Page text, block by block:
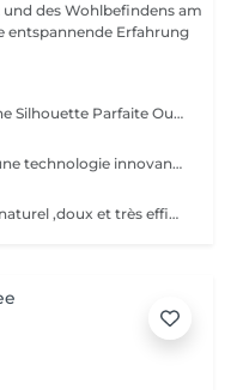
des Wohlbefindens am
entspannende Erfahrung
Wonder Vigor : L'Arme Secrète d'une Silhouette Parfaite Oubliez les méthodes ordinaires. Wonder Vigor est la première et unique technologie au monde à fusionner thermogenèse intelligente et contraction musculaire hélicoïdale pour détruire la graisse et sculpter le corps avec une précision chirurgicale sans bistouri, sans douleur, sans compromis. Propulsé par Thermodexia, un brevet exclusif, ce système agit en profondeur pour des résultats visibles, mesurables, et inégalés. Une expérience ultra-confortable, des effets immédiats et durables parce que votre corps mérite l'excellence absolue. Exclusivement chez nous. Parce que le génie ne se partage pas. Prêt à transformer votre corps ? Venez vivre l'expérience Wonder Vigor.
MINCEUR ET DÉTOX Waves 21 est une technologie innovante aux effets rééquilibrant , minceurs et détox permettant une action ciblée sur les différentes zones que l'on souhaite amincir. Grâce a l'association de électrostimulation des métamères en lien direct avec les organes , et d'un traitement par le froid intense , ce soin , relance le système lymphatique et veineux Les tissus sont détoxifiés en profondeur , la silhouette ré harmonisée , et les imperfections telle la cellulite , et la graisse abdominale sont visiblement réduites , dès la première séance .
Découvrez un nouveau traitement naturel ,doux et très efficace pour éliminer les surcharges graisseuses localisées : abdomen, hanches ,genoux , bras , fesses ,les résultats sont visibles immédiatement .Cette technique permet également de soigner la cellulite, et raffermir les zones relâchées en renforçant la fabrication d'un bon collagène.